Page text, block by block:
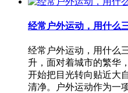
经常户外运动，用什么
经常户外运动，用什么
升，面对着城市的繁华
开始把目光转向贴近大
清净。户外运动作为一